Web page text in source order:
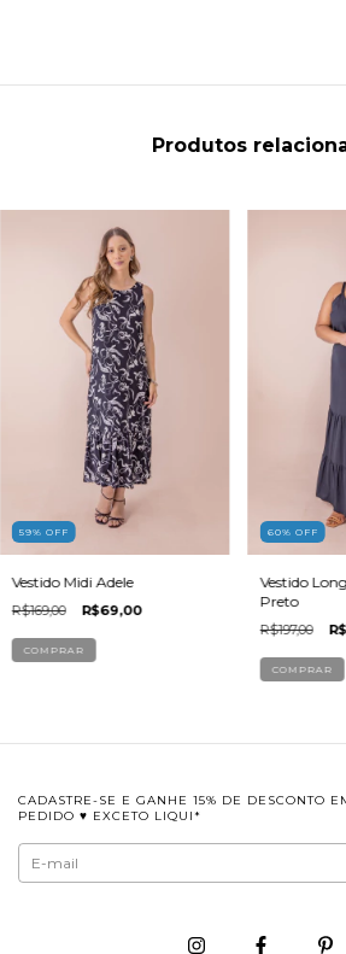
Produtos
59% OFF
Vestido Midi Adele
R$169,00 R$69,00
COMPRAR
60% OFF
Vestido
Preto
R$197,00
COMPRAR
CADASTRE-SE E GANHE 15% DE DESCONTO
PEDIDO ♥ EXCETO LIQUI*